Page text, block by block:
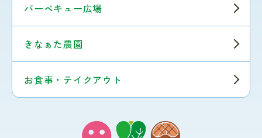
バーベキュー広場
きなぁた農園
お食事・テイクアウト